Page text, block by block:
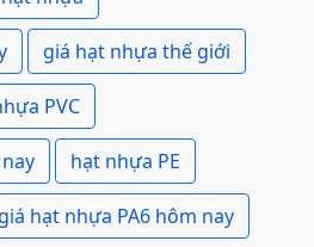
giá hạt nhựa thế giới
PVC
hạt nhựa PE
hạt nhựa PA6 hôm nay